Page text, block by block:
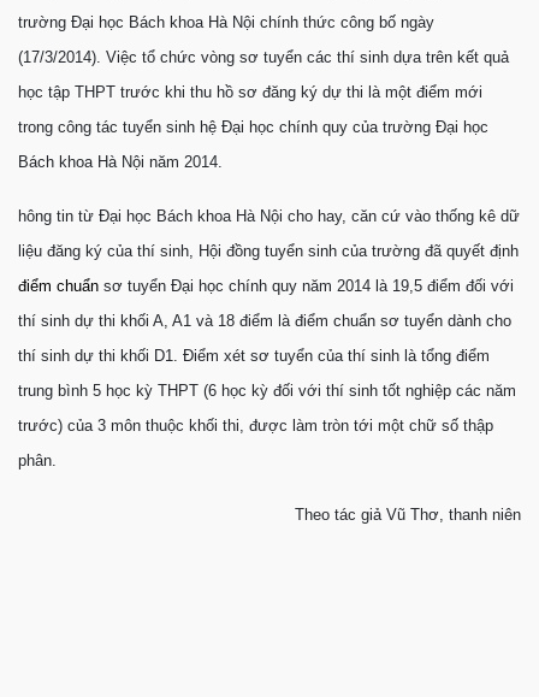
trường Đại học Bách khoa Hà Nội chính thức công bố ngày
(17/3/2014). Việc tổ chức vòng sơ tuyển các thí sinh dựa trên kết quả
học tập THPT trước khi thu hồ sơ đăng ký dự thi là một điểm mới
trong công tác tuyển sinh hệ Đại học chính quy của trường Đại học
Bách khoa Hà Nội năm 2014.
hông tin từ Đại học Bách khoa Hà Nội cho hay, căn cứ vào thống kê dữ
liệu đăng ký của thí sinh, Hội đồng tuyển sinh của trường đã quyết định
điểm chuẩn sơ tuyển Đại học chính quy năm 2014 là 19,5 điểm đối với
thí sinh dự thi khối A, A1 và 18 điểm là điểm chuẩn sơ tuyển dành cho
thí sinh dự thi khối D1. Điểm xét sơ tuyển của thí sinh là tổng điểm
trung bình 5 học kỳ THPT (6 học kỳ đối với thí sinh tốt nghiệp các năm
trước) của 3 môn thuộc khối thi, được làm tròn tới một chữ số thập
phân.
Theo tác giả Vũ Thơ, thanh niên